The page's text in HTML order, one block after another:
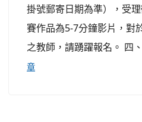
掛號郵寄日期為準），受
賽作品為5-7分鐘影片，對
之教師，請踴躍報名。 四
章